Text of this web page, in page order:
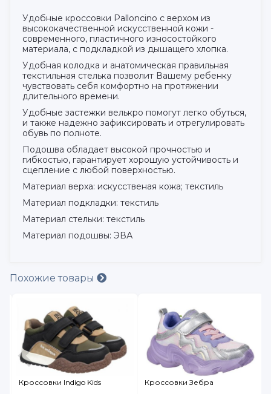
Удобные кроссовки Palloncino с верхом из
высококачественной искусственной кожи -
современного, пластичного износостойкого
материала, с подкладкой из дышащего хлопка.
Удобная колодка и анатомическая правильная
текстильная стелька позволит Вашему ребенку
чувствовать себя комфортно на протяжении
длительного времени.
Удобные застежки велькро помогут легко обуться,
и также надежно зафиксировать и отрегулировать
обувь по полноте.
Подошва обладает высокой прочностью и
гибкостью, гарантирует хорошую устойчивость и
сцепление с любой поверхностью.
Материал верха: искусственая кожа; текстиль
Материал подкладки: текстиль
Материал стельки: текстиль
Материал подошвы: ЭВА
Похожие товары
Кроссовки Indigo Kids Кроссовки Зебра